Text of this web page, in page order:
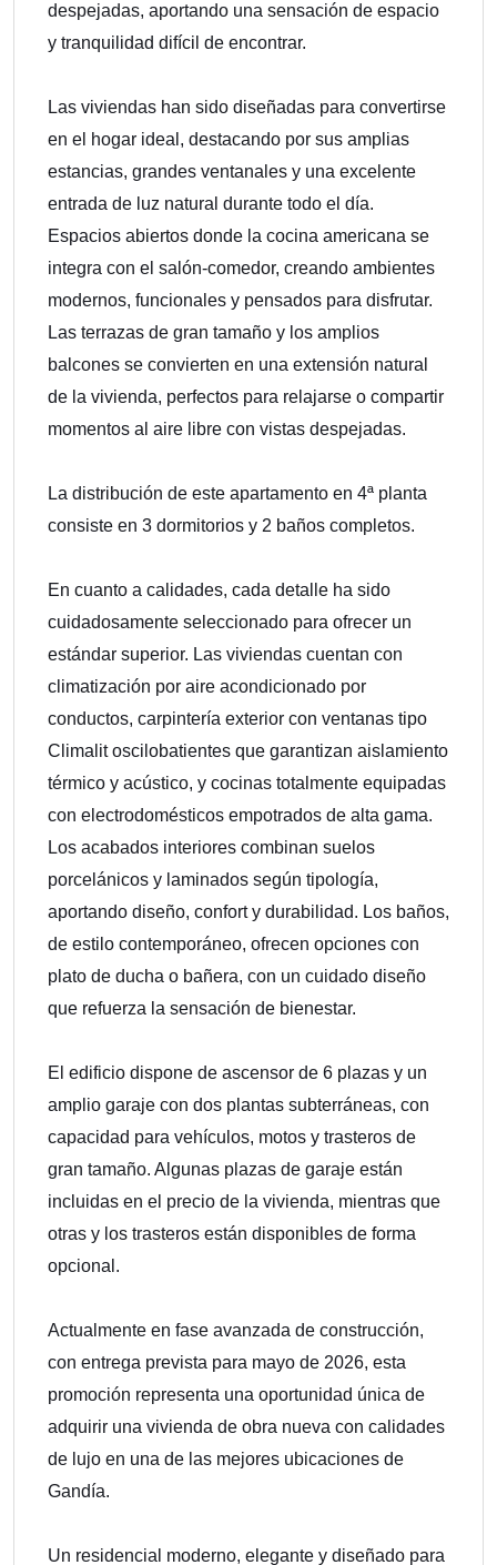
despejadas, aportando una sensación de espacio
y tranquilidad difícil de encontrar.
Las viviendas han sido diseñadas para convertirse
en el hogar ideal, destacando por sus amplias
estancias, grandes ventanales y una excelente
entrada de luz natural durante todo el día.
Espacios abiertos donde la cocina americana se
integra con el salón-comedor, creando ambientes
modernos, funcionales y pensados para disfrutar.
Las terrazas de gran tamaño y los amplios
balcones se convierten en una extensión natural
de la vivienda, perfectos para relajarse o compartir
momentos al aire libre con vistas despejadas.
La distribución de este apartamento en 4ª planta
consiste en 3 dormitorios y 2 baños completos.
En cuanto a calidades, cada detalle ha sido
cuidadosamente seleccionado para ofrecer un
estándar superior. Las viviendas cuentan con
climatización por aire acondicionado por
conductos, carpintería exterior con ventanas tipo
Climalit oscilobatientes que garantizan aislamiento
térmico y acústico, y cocinas totalmente equipadas
con electrodomésticos empotrados de alta gama.
Los acabados interiores combinan suelos
porcelánicos y laminados según tipología,
aportando diseño, confort y durabilidad. Los baños,
de estilo contemporáneo, ofrecen opciones con
plato de ducha o bañera, con un cuidado diseño
que refuerza la sensación de bienestar.
El edificio dispone de ascensor de 6 plazas y un
amplio garaje con dos plantas subterráneas, con
capacidad para vehículos, motos y trasteros de
gran tamaño. Algunas plazas de garaje están
incluidas en el precio de la vivienda, mientras que
otras y los trasteros están disponibles de forma
opcional.
Actualmente en fase avanzada de construcción,
con entrega prevista para mayo de 2026, esta
promoción representa una oportunidad única de
adquirir una vivienda de obra nueva con calidades
de lujo en una de las mejores ubicaciones de
Gandía.
Un residencial moderno, elegante y diseñado para